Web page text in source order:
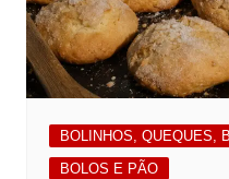
BOLINHOS, QUEQUES,
BOLOS E PÃO